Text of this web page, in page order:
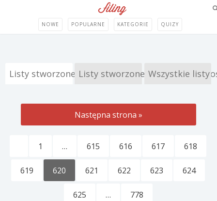
NOWE POPULARNE KATEGORIE QUIZY
Listy stworzone przez Filing
Listy stworzone przezWszystkie listy
Następna strona »
1 … 615 616 617 618
619 620 621 622 623 624
625 … 778